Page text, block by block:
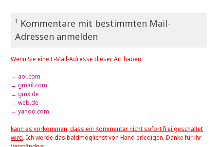
¹ Kommentare mit bestimmten Mail-
Adressen anmelden
Wenn Sie eine E-Mail-Adresse dieser Art haben
→ aol.com
→ gmail.com
→ gmx.de
→ web.de
→ yahoo.com
kann es vorkommen, dass ein Kommentar nicht sofort frei geschaltet
wird. Ich werde das baldmöglichst von Hand erledigen. Danke für ihr